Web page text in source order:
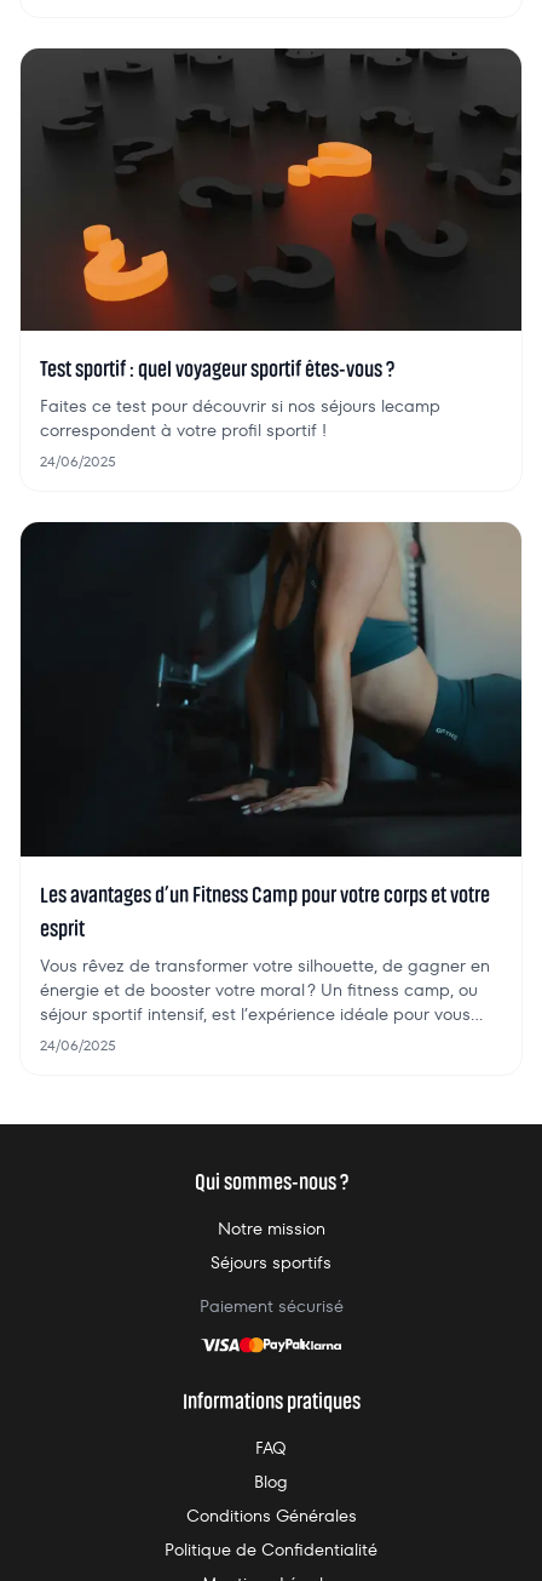
Test sportif : quel voyageur sportif êtes-vous ?
Faites ce test pour découvrir si nos séjours lecamp
correspondent à votre profil sportif !
24/06/2025
Les avantages d’un Fitness Camp pour votre corps et votre
esprit
Vous rêvez de transformer votre silhouette, de gagner en
énergie et de booster votre moral ? Un fitness camp, ou
séjour sportif intensif, est l’expérience idéale pour vous
remettre en forme rapidement et durablement. Bien plus
24/06/2025
Qui sommes-nous ?
Notre mission
Séjours sportifs
Paiement sécurisé
Informations pratiques
FAQ
Blog
Conditions Générales
Politique de Confidentialité